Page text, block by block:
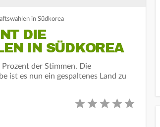
in Südkorea
DIE
IN SÜDKOREA
der Stimmen. Die
ist es nun ein gespaltenes Land zu